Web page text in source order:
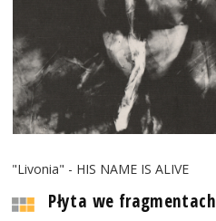
"Livonia" - HIS NAME IS ALIVE
Płyta we fragmentach